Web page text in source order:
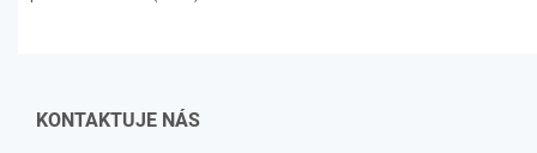
KONTAKTUJE NÁS